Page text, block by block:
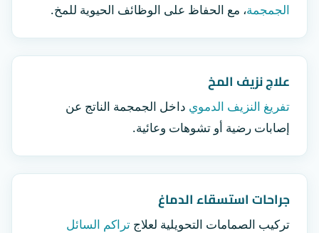
الجمجمة، مع الحفاظ على الوظائف الحيوية للمخ.
علاج نزيف المخ
تفريغ النزيف الدموي داخل الجمجمة الناتج عن
إصابات رضية أو تشوهات وعائية.
جراحات استسقاء الدماغ
تركيب الصمامات التحويلية لعلاج تراكم السائل